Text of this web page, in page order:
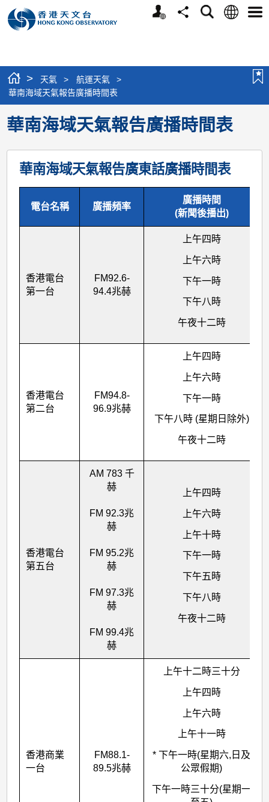
個
分
搜
語
選
> 天氣 > 航運天氣
>
華南海域天氣報告廣播時間表
華南海域天氣報告廣播時間表
華南海域天氣報告廣東話廣播時間表
電台名稱 廣播頻率
廣播時間
(新聞後播出)
香港電台
第一台
FM92.6-
94.4兆赫
上午四時
上午六時
下午一時
下午八時
午夜十二時
香港電台
第二台
FM94.8-
96.9兆赫
上午四時
上午六時
下午一時
下午八時 (星期日除外)
午夜十二時
香港電台
第五台
AM 783 千
赫
FM 92.3兆
赫
FM 95.2兆
赫
FM 97.3兆
赫
FM 99.4兆
赫
上午四時
上午六時
上午十時
下午一時
下午五時
下午八時
午夜十二時
香港商業
一台
FM88.1-
89.5兆赫
上午十二時三十分
上午四時
上午六時
上午十一時
* 下午一時(星期六,日及
公眾假期)
下午一時三十分(星期一